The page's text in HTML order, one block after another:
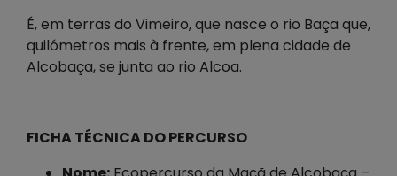
É, em terras do Vimeiro, que nasce o rio Baça que,
quilómetros mais à frente, em plena cidade de
Alcobaça, se junta ao rio Alcoa.
FICHA TÉCNICA DO PERCURSO